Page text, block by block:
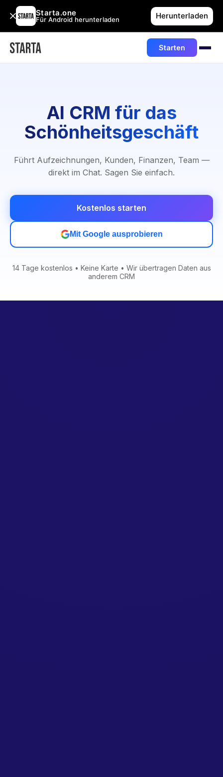
Starta.one
Für Android herunterladen Herunterladen
Starten
AI CRM für das
Schönheitsgeschäft
Führt Aufzeichnungen, Kunden, Finanzen, Team —
direkt im Chat. Sagen Sie einfach.
Kostenlos starten
Mit Google ausprobieren
14 Tage kostenlos • Keine Karte • Wir übertragen Daten aus
anderem CRM